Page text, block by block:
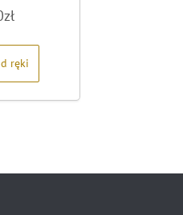
zł
ręki